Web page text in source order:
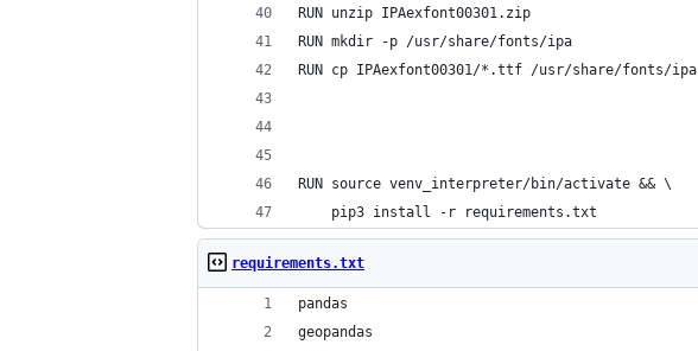
RUN unzip IPAexfont00301.zip
RUN mkdir -p /usr/share/fonts/ipa
RUN cp IPAexfont00301/*.ttf /usr/share/fonts/ipa
RUN source venv_interpreter/bin/activate && \
    pip3 install -r requirements.txt
requirements.txt
pandas
geopandas